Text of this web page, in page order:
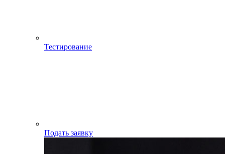
Тестирование
Подать заявку